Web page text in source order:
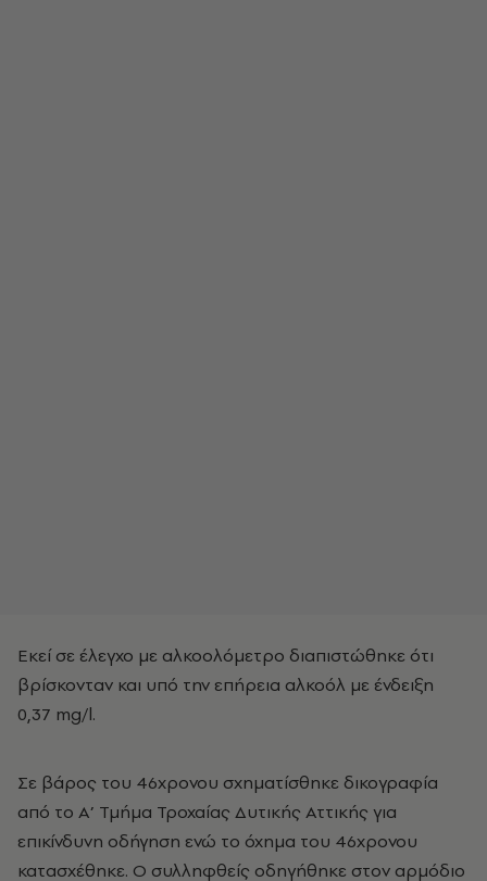
Εκεί σε έλεγχο με αλκοολόμετρο διαπιστώθηκε ότι
βρίσκονταν και υπό την επήρεια αλκοόλ με ένδειξη
0,37 mg/l.
Σε βάρος του 46χρονου σχηματίσθηκε δικογραφία
από το Α’ Τμήμα Τροχαίας Δυτικής Αττικής για
επικίνδυνη οδήγηση ενώ το όχημα του 46χρονου
κατασχέθηκε. Ο συλληφθείς οδηγήθηκε στον αρμόδιο